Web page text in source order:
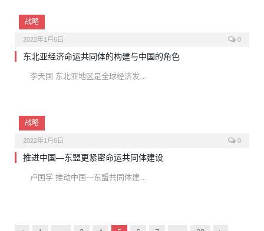
战略
2022年1月6日 0
东北亚经济命运共同体的构建与中国的角色
李天国 东北亚地区是全球经济发…
战略
2022年1月6日 0
推进中国—东盟更紧密命运共同体建设
卢国学 推动中国—东盟共同体建…